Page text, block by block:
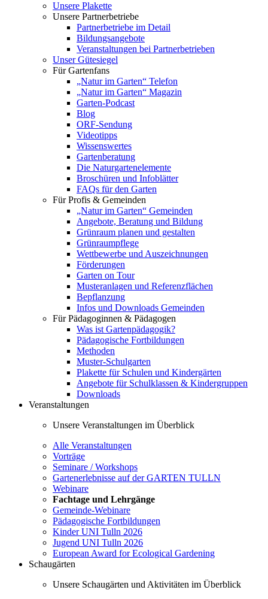
Unsere Plakette
Unsere Partnerbetriebe
Partnerbetriebe im Detail
Bildungsangebote
Veranstaltungen bei Partnerbetrieben
Unser Gütesiegel
Für Gartenfans
„Natur im Garten“ Telefon
„Natur im Garten“ Magazin
Garten-Podcast
Blog
ORF-Sendung
Videotipps
Wissenswertes
Gartenberatung
Die Naturgartenelemente
Broschüren und Infoblätter
FAQs für den Garten
Für Profis & Gemeinden
„Natur im Garten“ Gemeinden
Angebote, Beratung und Bildung
Grünraum planen und gestalten
Grünraumpflege
Wettbewerbe und Auszeichnungen
Förderungen
Garten on Tour
Musteranlagen und Referenzflächen
Bepflanzung
Infos und Downloads Gemeinden
Für Pädagoginnen & Pädagogen
Was ist Gartenpädagogik?
Pädagogische Fortbildungen
Methoden
Muster-Schulgarten
Plakette für Schulen und Kindergärten
Angebote für Schulklassen & Kindergruppen
Downloads
Veranstaltungen
Unsere Veranstaltungen im Überblick
Alle Veranstaltungen
Vorträge
Seminare / Workshops
Gartenerlebnisse auf der GARTEN TULLN
Webinare
Fachtage und Lehrgänge
Gemeinde-Webinare
Pädagogische Fortbildungen
Kinder UNI Tulln 2026
Jugend UNI Tulln 2026
European Award for Ecological Gardening
Schaugärten
Unsere Schaugärten und Aktivitäten im Überblick